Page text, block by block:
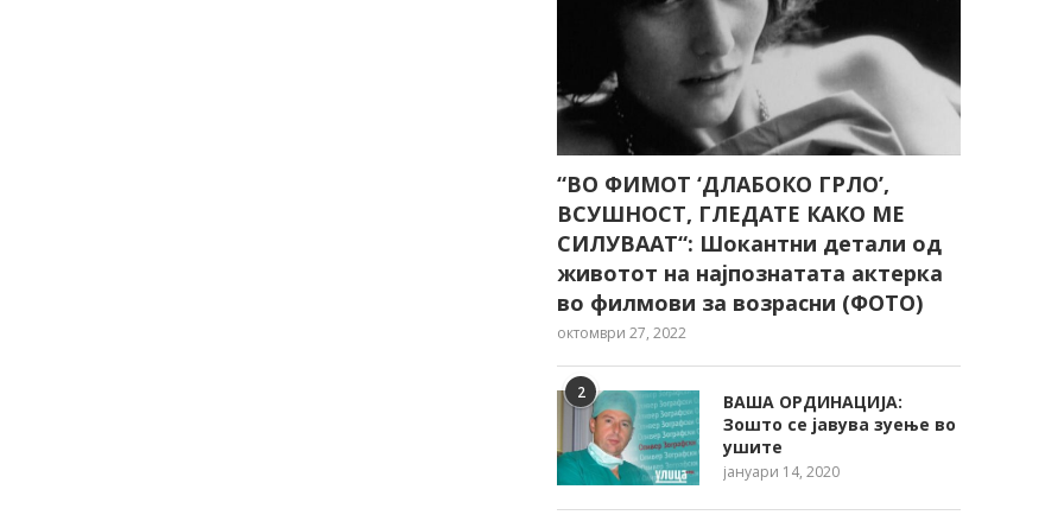
“ВО ФИМОТ ‘ДЛАБОКО ГРЛО’,
ВСУШНОСТ, ГЛЕДАТЕ КАКО МЕ
СИЛУВААТ“: Шокантни детали од
животот на најпознатата актерка
во филмови за возрасни (ФОТО)
октомври 27, 2022
2
ВАША ОРДИНАЦИЈА:
Зошто се јавува зуење во
ушите
јануари 14, 2020